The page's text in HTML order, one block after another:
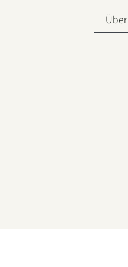
Über